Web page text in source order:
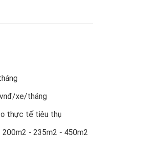
xe/tháng
thực tế tiêu thụ
200m2 - 235m2 - 450m2